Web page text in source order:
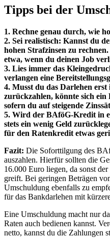
Tipps bei der
1. Rechne genau durch, wie
2. Sei realistisch: Kannst du
hohen Strafzinsen zu
etwa, wenn du deinen Job
3. Lies immer das
verlangen eine
4. Musst du das Darlehen
zurückzahlen, könnte sich
sofern du auf steigende
5. Wird der BAföG-Kredit in
stets ein wenig Geld
für den Ratenkredit etwas
Fazit: Die Soforttilgung des
auszahlen. Hierfür sollten die
16.000 Euro liegen, da sonst
greift. Bei geringen Beträgen
Umschuldung ebenfalls zu
für das Bankdarlehen mit
Eine Umschuldung macht nur
Raten auch bedienen kannst.
netto, kannst du die Zahlungen